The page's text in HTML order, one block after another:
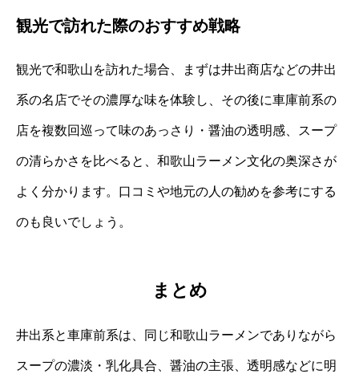
観光で訪れた際のおすすめ戦略
観光で和歌山を訪れた場合、まずは井出商店などの井出
系の名店でその濃厚な味を体験し、その後に車庫前系の
店を複数回巡って味のあっさり・醤油の透明感、スープ
の清らかさを比べると、和歌山ラーメン文化の奥深さが
よく分かります。口コミや地元の人の勧めを参考にする
のも良いでしょう。
まとめ
井出系と車庫前系は、同じ和歌山ラーメンでありながら
スープの濃淡・乳化具合、醤油の主張、透明感などに明